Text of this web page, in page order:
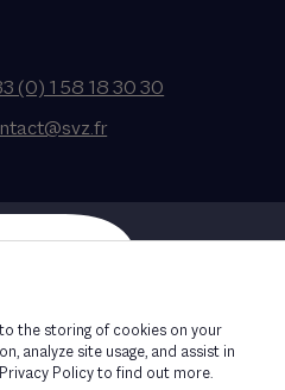
(0) 1 58 18 30 30
by Bonhomme
to the storing of cookies on your
analyze site usage, and assist in
Policy to find out more.